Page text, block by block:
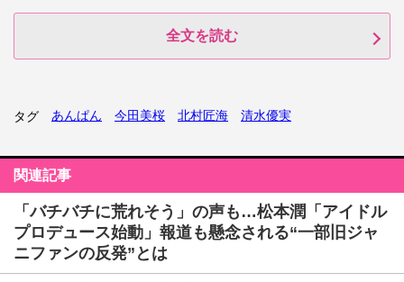
全文を読む
タグ あんぱん 今田美桜 北村匠海 清水優実
関連記事
「バチバチに荒れそう」の声も…松本潤「アイドル
プロデュース始動」報道も懸念される“一部旧ジャ
ニファンの反発”とは